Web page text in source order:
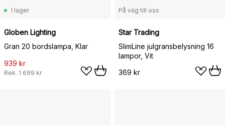
I lager
Globen Lighting
Gran 20 bordslampa, Klar
939 kr
Rek. 1 699 kr
På väg till oss
Star Trading
SlimLine julgransbelysning 16
lampor, Vit
369 kr